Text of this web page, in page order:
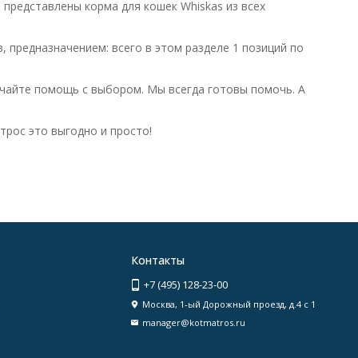
корма для кошек Whiskas из всех
всего в этом разделе 1 позиций по
помощь с выбором. Мы всегда готовы помочь. А
это выгодно и просто!
Контакты
+7 (495) 128-23-00
Москва, 1-ый Дорожный проезд, д.4 с 1
manager@kotmatros.ru